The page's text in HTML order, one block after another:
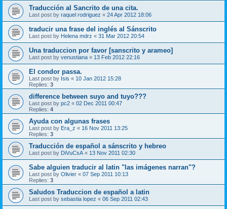
Traducción al Sancrito de una cita.
Last post by raquel rodriguez « 24 Apr 2012 18:06
traducir una frase del inglés al Sánscrito
Last post by Helena mdrz « 31 Mar 2012 20:54
Una traduccion por favor [sanscrito y arameo]
Last post by venustiana « 13 Feb 2012 22:16
El condor passa.
Last post by Isis « 10 Jan 2012 15:28
Replies: 3
difference between suyo and tuyo???
Last post by pc2 « 02 Dec 2011 00:47
Replies: 4
Ayuda con algunas frases
Last post by Era_z « 16 Nov 2011 13:25
Replies: 3
Traducción de español a sánscrito y hebreo
Last post by DiVuCsA« 13 Nov 2011 02:30
Sabe alguien traducir al latin "las imágenes narran"?
Last post by Olivier « 07 Sep 2011 10:13
Replies: 3
Saludos Traduccion de español a latin
Last post by sebastia lopez « 06 Sep 2011 02:43